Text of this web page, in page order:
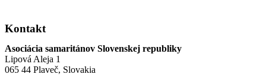
Kontakt
Asociácia samaritánov Slovenskej republiky
Lipová Aleja 1
065 44 Plaveč, Slovakia